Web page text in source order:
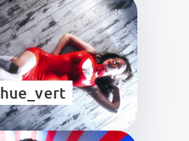
9.4K
hue_vert